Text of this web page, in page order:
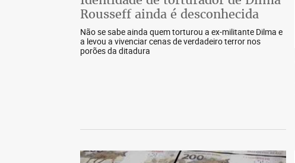
Rousseff ainda é desconhecida
Não se sabe ainda quem torturou a ex-militante Dilma e
a levou a vivenciar cenas de verdadeiro terror nos
porões da ditadura